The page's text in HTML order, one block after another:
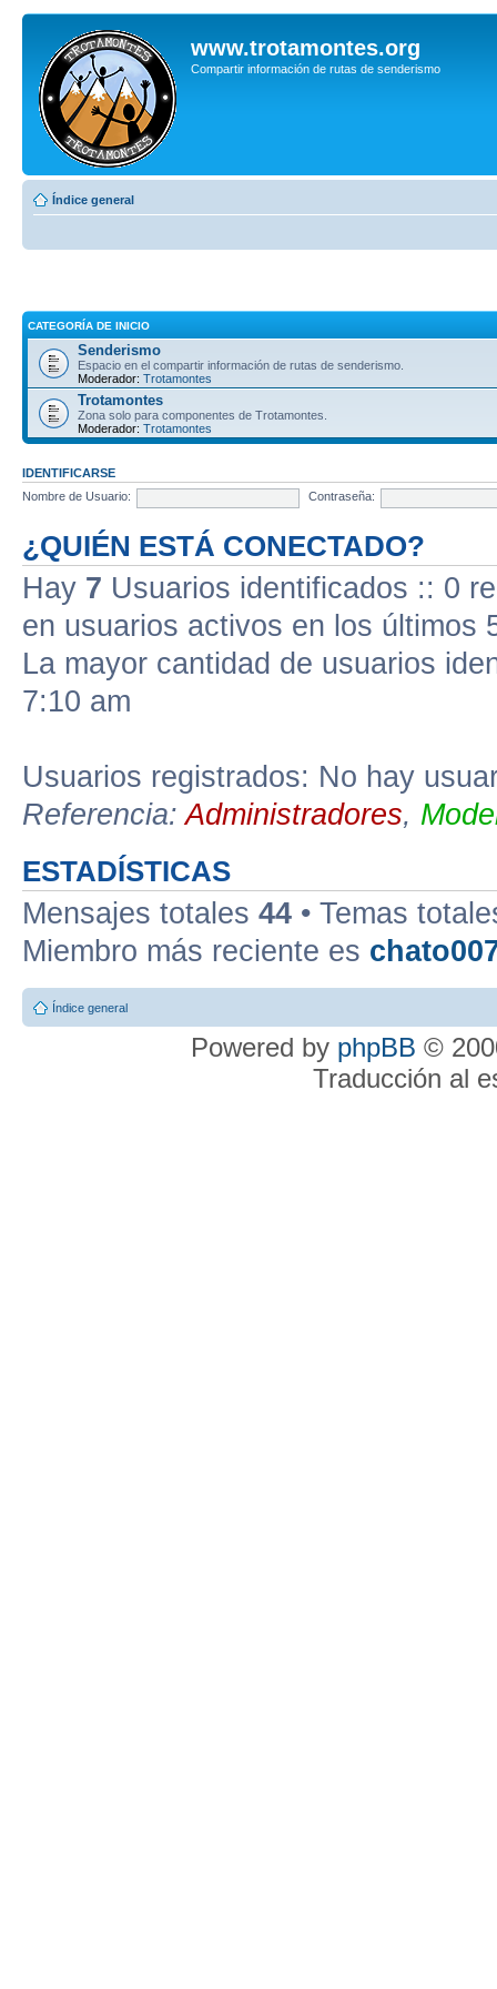
www.trotamontes.org
Compartir información de rutas de senderismo
Índice general
CATEGORÍA DE INICIO
Senderismo
Espacio en el compartir información de rutas de senderismo.
Moderador: Trotamontes
Trotamontes
Zona solo para componentes de Trotamontes.
Moderador: Trotamontes
IDENTIFICARSE
Nombre de Usuario:
Contraseña:
¿QUIÉN ESTÁ CONECTADO?
Hay 7 Usuarios identificados :: 0
en usuarios activos en los últimos
La mayor cantidad de usuarios
7:10 am
Usuarios registrados: No hay
Referencia:Administradores,
ESTADÍSTICAS
Mensajes totales 44 • Temas
Miembro más reciente es
Índice general
Powered by phpBB ©
Traducción al